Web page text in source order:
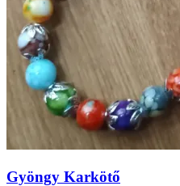
Gyöngy Karkötő